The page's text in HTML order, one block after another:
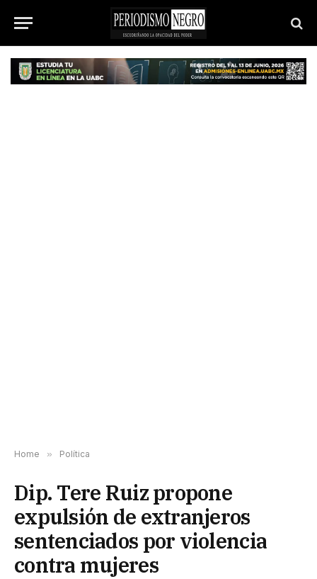
Home » Política
Dip. Tere Ruiz propone
expulsión de extranjeros
sentenciados por violencia
contra mujeres